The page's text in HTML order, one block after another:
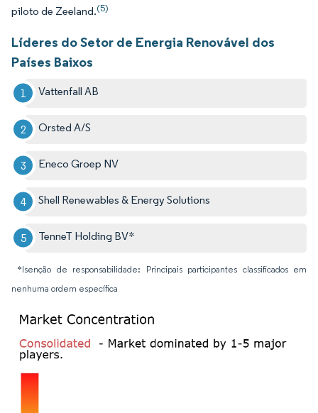
piloto de Zeeland.(5)
Líderes do Setor de Energia Renovável dos
Países Baixos
Vattenfall AB
Orsted A/S
Eneco Groep NV
Shell Renewables & Energy Solutions
TenneT Holding BV*
*Isenção de responsabilidade: Principais participantes classificados em
nenhuma ordem específica